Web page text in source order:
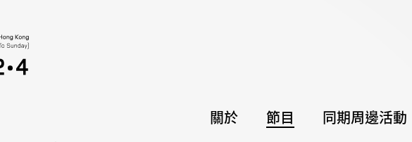
關於 節目 同期周邊活動